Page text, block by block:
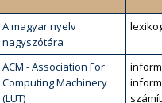
A magyar nyelv
nagyszótára
ACM - Association For
Computing Machinery
(LUT)